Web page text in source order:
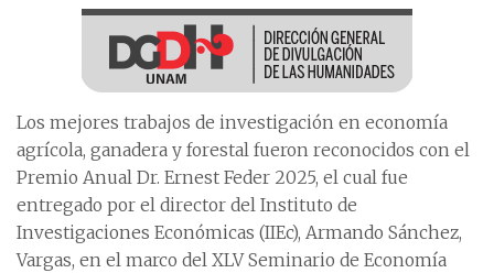
Los mejores trabajos de investigación en economía
agrícola, ganadera y forestal fueron reconocidos con el
Premio Anual Dr. Ernest Feder 2025, el cual fue
entregado por el director del Instituto de
Investigaciones Económicas (IIEc), Armando Sánchez,
Vargas, en el marco del XLV Seminario de Economía